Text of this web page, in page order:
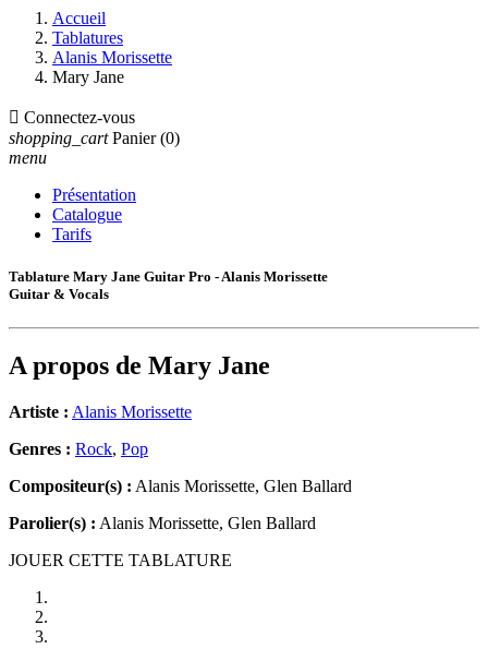
Accueil
Tablatures
Alanis Morissette
Mary Jane
 Connectez-vous
shopping_cart Panier (0)
menu
Présentation
Catalogue
Tarifs
Tablature Mary Jane Guitar Pro - Alanis Morissette
Guitar & Vocals
A propos de Mary Jane
Artiste : Alanis Morissette
Genres : Rock, Pop
Compositeur(s) : Alanis Morissette, Glen Ballard
Parolier(s) : Alanis Morissette, Glen Ballard
JOUER CETTE TABLATURE